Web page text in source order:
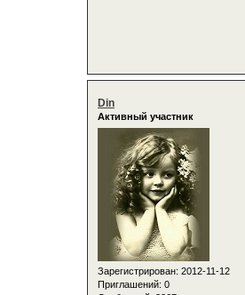
Din
Активный участник
Зарегистрирован: 2012-11-12
Приглашений: 0